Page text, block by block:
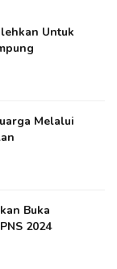
Untuk
Melalui
Buka
2024